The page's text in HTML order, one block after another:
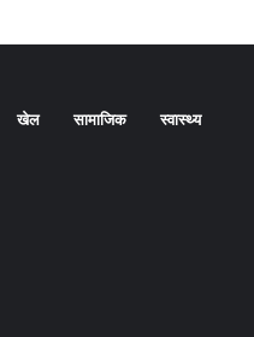
खेल सामाजिक स्वास्थ्य